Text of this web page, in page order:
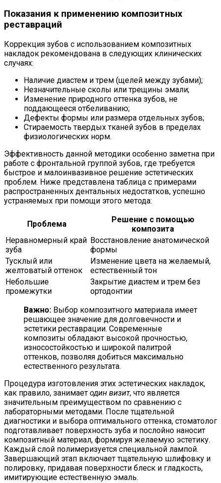
Показания к применению композитных
реставраций
Коррекция зубов с использованием композитных
накладок рекомендована в следующих клинических
случаях:
Наличие диастем и трем (щелей между зубами);
Незначительные сколы или трещины эмали;
Изменение природного оттенка зубов, не
поддающееся отбеливанию;
Дефекты формы или размера отдельных зубов;
Стираемость твердых тканей зубов в пределах
физиологических норм.
Эффективность данной методики особенно заметна при
работе с фронтальной группой зубов, где требуется
быстрое и малоинвазивное решение эстетических
проблем. Ниже представлена таблица с примерами
распространенных дентальных недостатков, успешно
устраняемых при помощи этого метода:
Проблема
Решение с помощью
композита
Неравномерный край
зуба
Восстановление анатомической
формы
Тусклый или
желтоватый оттенок
Изменение цвета на желаемый,
естественный тон
Небольшие
промежутки
Закрытие диастем и трем без
ортодонтии
Важно: Выбор композитного материала имеет
решающее значение для долговечности и
эстетики реставрации. Современные
композиты обладают высокой прочностью,
износостойкостью и широкой палитрой
оттенков, позволяя добиться максимально
естественного результата.
Процедура изготовления этих эстетических накладок,
как правило, занимает один визит, что является
значительным преимуществом по сравнению с
лабораторными методами. После тщательной
диагностики и выбора оптимального оттенка, стоматолог
подготавливает поверхность зуба и послойно наносит
композитный материал, формируя желаемую эстетику.
Каждый слой полимеризуется специальной лампой.
Завершающий этап включает тщательную шлифовку и
полировку, придавая поверхности блеск и гладкость,
имитирующие естественную эмаль.